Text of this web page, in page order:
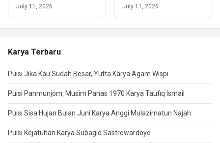
July 11, 2026 July 11, 2026
Karya Terbaru
Puisi Jika Kau Sudah Besar, Yutta Karya Agam Wispi
Puisi Panmunjom, Musim Panas 1970 Karya Taufiq Ismail
Puisi Sisa Hujan Bulan Juni Karya Anggi Mulazimatun Najah
Puisi Kejatuhan Karya Subagio Sastrowardoyo